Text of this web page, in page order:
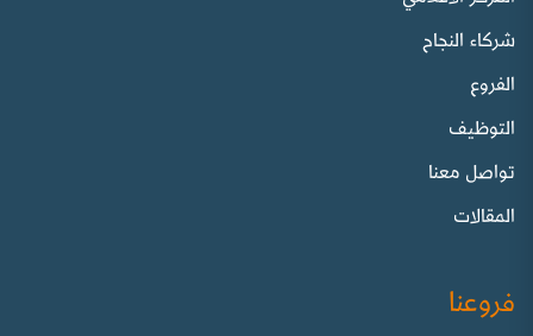
شركاء النجاح
الفروع
التوظيف
تواصل معنا
المقالات
فروعنا